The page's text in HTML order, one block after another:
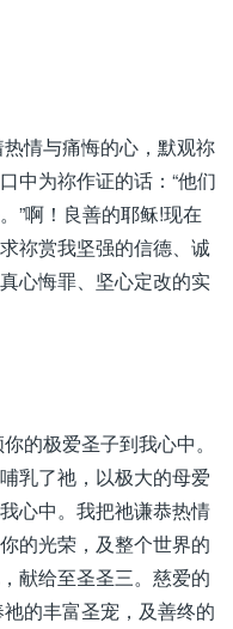
情与痛悔的心，默观祢
中为祢作证的话：“他们
”啊！良善的耶稣!现在
祢赏我坚强的信德、诚
心悔罪、坚心定改的实
的极爱圣子到我心中。
乳了祂，以极大的母爱
心中。我把祂谦恭热情
的光荣，及整个世界的
献给至圣圣三。慈爱的
的丰富圣宠，及善终的